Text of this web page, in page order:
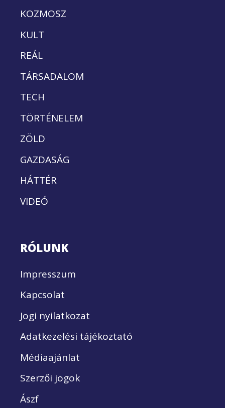
KOZMOSZ
KULT
REÁL
TÁRSADALOM
TECH
TÖRTÉNELEM
ZÖLD
GAZDASÁG
HÁTTÉR
VIDEÓ
RÓLUNK
Impresszum
Kapcsolat
Jogi nyilatkozat
Adatkezelési tájékoztató
Médiaajánlat
Szerzői jogok
Ászf